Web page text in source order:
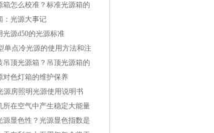
箱
箱怎么校准？标准光源箱的
：光源大事记
光源d50的光源标准
单点冷光源的使用方法和注
吊顶光源箱？吊顶光源箱的
对色灯箱的维护保养
源房照明光源使用说明书
所在空气中产生稳定大能量
方面获进展
源显色性？光源显色指数是